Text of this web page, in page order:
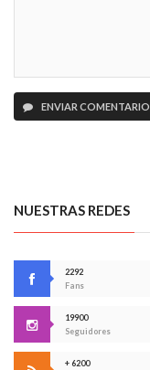
ENVIAR COMENTARIO
NUESTRAS REDES
2292
Fans
19900
Seguidores
+ 6200